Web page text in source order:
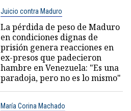
Juicio contra Maduro
La pérdida de peso de Maduro
en condiciones dignas de
prisión genera reacciones en
ex-presos que padecieron
hambre en Venezuela: "Es una
paradoja, pero no es lo mismo"
María Corina Machado